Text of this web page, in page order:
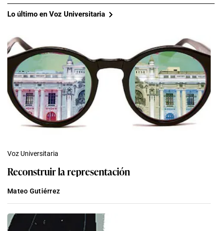
Lo último en Voz Universitaria
Voz Universitaria
Reconstruir la representación
Mateo Gutiérrez